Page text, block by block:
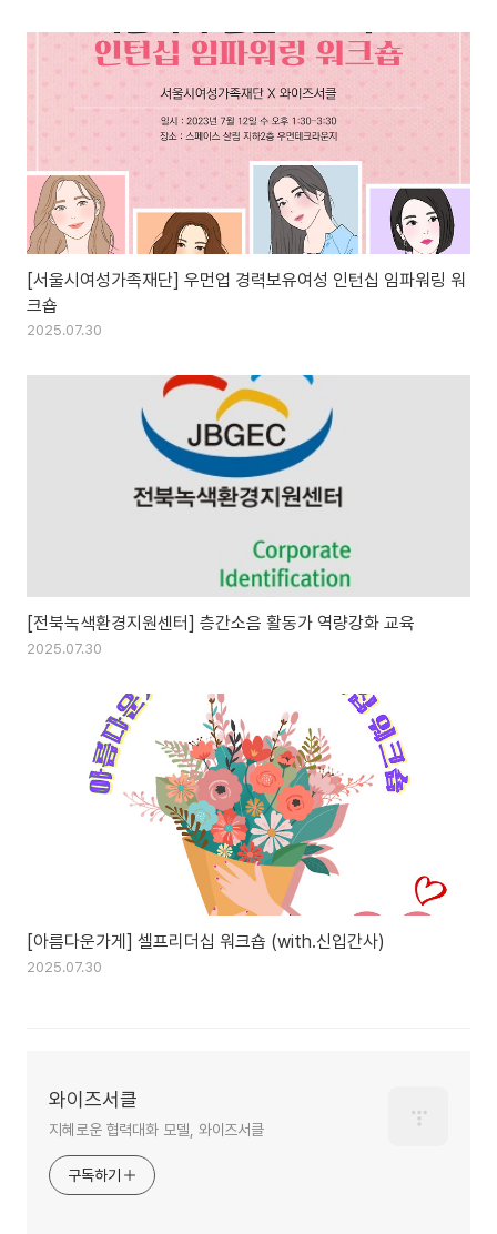
[서울시여성가족재단] 우먼업 경력보유여성 인턴십 임파워링 워
크숍
2025.07.30
[전북녹색환경지원센터] 층간소음 활동가 역량강화 교육
2025.07.30
[아름다운가게] 셀프리더십 워크숍 (with.신입간사)
2025.07.30
와이즈서클
지혜로운 협력대화 모델, 와이즈서클
구독하기